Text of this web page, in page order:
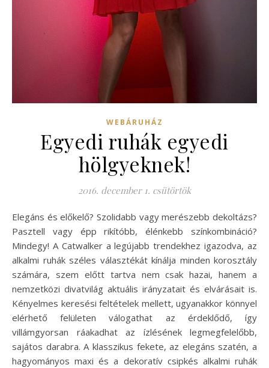
WEBÁRUHÁZ
Egyedi ruhák egyedi
hölgyeknek!
2016. december 1. csütörtök
Elegáns és előkelő? Szolidabb vagy merészebb dekoltázs?
Pasztell vagy épp rikítóbb, élénkebb színkombináció?
Mindegy! A Catwalker a legújabb trendekhez igazodva, az
alkalmi ruhák széles választékát kínálja minden korosztály
számára, szem előtt tartva nem csak hazai, hanem a
nemzetközi divatvilág aktuális irányzatait és elvárásait is.
Kényelmes keresési feltételek mellett, ugyanakkor könnyel
elérhető felületen válogathat az érdeklődő, így
villámgyorsan ráakadhat az ízlésének legmegfelelőbb,
sajátos darabra. A klasszikus fekete, az elegáns szatén, a
hagyományos maxi és a dekoratív csipkés alkalmi ruhák